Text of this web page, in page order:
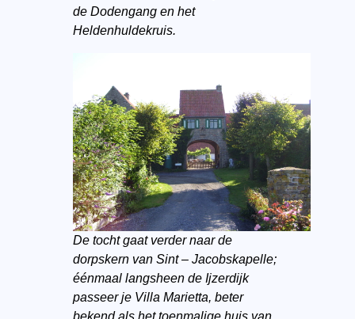
de Dodengang en het
Heldenhuldekruis.
De tocht gaat verder naar de
dorpskern van Sint – Jacobskapelle;
éénmaal langsheen de Ijzerdijk
passeer je Villa Marietta, beter
bekend als het toenmalige huis van